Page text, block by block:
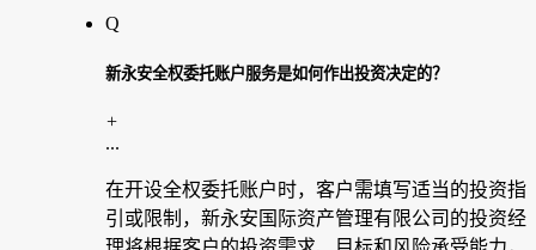
Q
新永安全权委托账户服务是如何作出投资决定的？
+
...
在开设全权委托账户时，客户需填写适当的投资指
引或限制，新永安国际资产管理有限公司的投资经